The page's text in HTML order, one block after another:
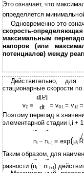
Это означает, что
определяется
Одновременно это
скорость-
максимальным
напоров (или
потенциалов) между
Действительно, для
стационарные скорости
vΣ≡
d[P]
dt
= vR1= v12
Поэтому перепад в
элементарной стадии i,i +
~ ~
ni − ni+1≡ exp(μi
Таким образом, для
~
~
разности (ni − n i+1)